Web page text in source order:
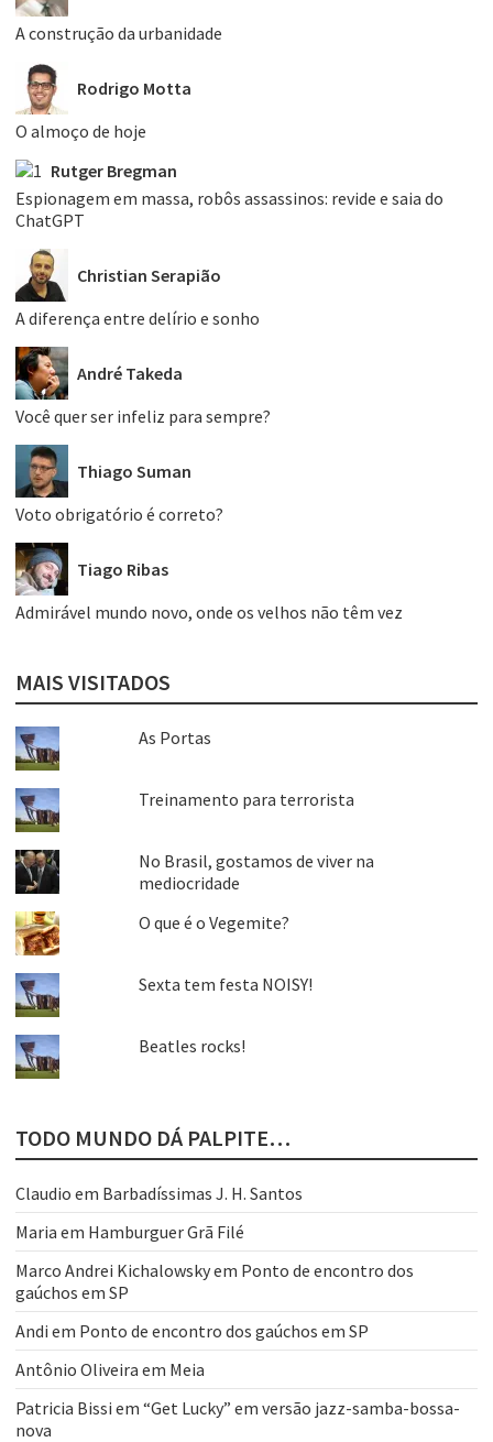
A construção da urbanidade
Rodrigo Motta
O almoço de hoje
Rutger Bregman
Espionagem em massa, robôs assassinos: revide e saia do
ChatGPT
Christian Serapião
A diferença entre delírio e sonho
André Takeda
Você quer ser infeliz para sempre?
Thiago Suman
Voto obrigatório é correto?
Tiago Ribas
Admirável mundo novo, onde os velhos não têm vez
MAIS VISITADOS
As Portas
Treinamento para terrorista
No Brasil, gostamos de viver na
mediocridade
O que é o Vegemite?
Sexta tem festa NOISY!
Beatles rocks!
TODO MUNDO DÁ PALPITE…
Claudio em Barbadíssimas J. H. Santos
Maria em Hamburguer Grã Filé
Marco Andrei Kichalowskyem Ponto de encontro dos
gaúchos em SP
Andi em Ponto de encontro dos gaúchos em SP
Antônio Oliveira em Meia
Patricia Bissi em “Get Lucky” em versão jazz-samba-bossa-
nova